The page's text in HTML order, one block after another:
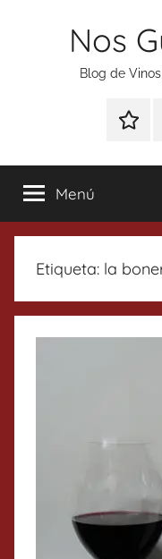
Nos
Blog de
Tonics
Menú
Etiqueta: la